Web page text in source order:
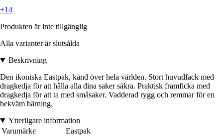
+14
Produkten är inte tillgänglig
Alla varianter är slutsålda
Beskrivning
Den ikoniska Eastpak, känd över hela världen. Stort huvudfack med
dragkedja för att hålla alla dina saker säkra. Praktisk framficka med
dragkedja för att ta med småsaker. Vadderad rygg och remmar för en
bekväm bärning.
Ytterligare information
Varumärke
Eastpak